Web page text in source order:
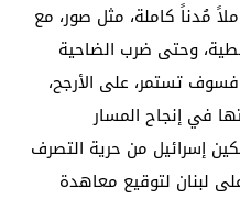
مُدناً كاملة، مثل صور، مع
وحتى ضرب الضاحية
فسوف تستمر، على الأرجح،
في إنجاح المسار
إسرائيل من حرية التصرف
لبنان لتوقيع معاهدة